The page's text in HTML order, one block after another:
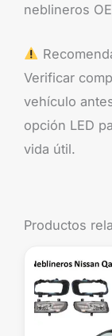
neblineros
Verificar
vehículo
opción LED
vida útil.
Productos